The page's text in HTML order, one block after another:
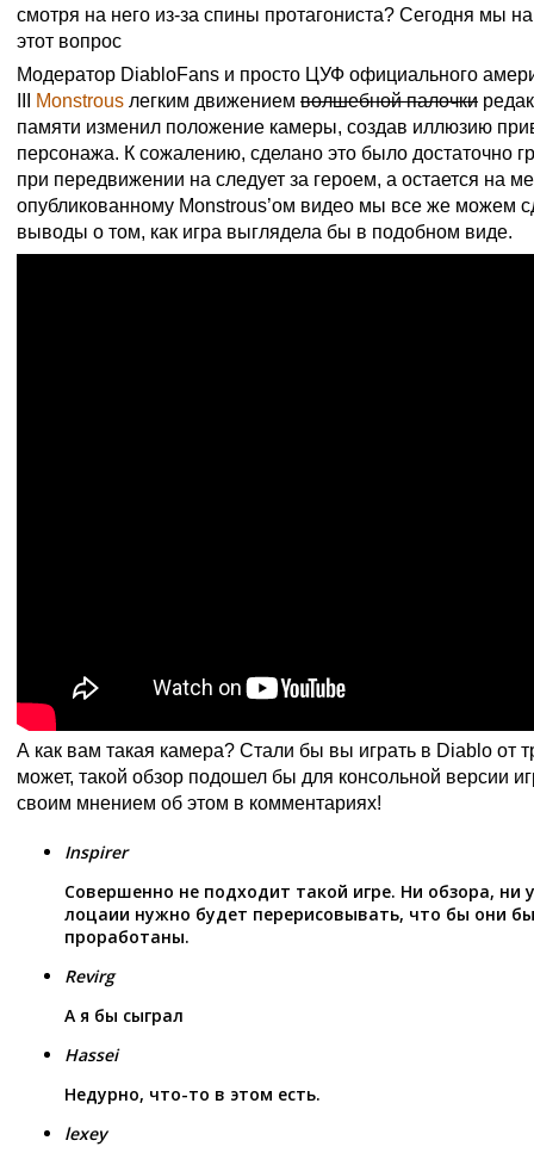
смотря на него из-за спины протагониста? Сегодня мы
этот вопрос
Модератор DiabloFans и просто ЦУФ официального
Monstrous легким движением волшебной палочки
памяти изменил положение камеры, создав иллюзию
персонажа. К сожалению, сделано это было достаточно
при передвижении на следует за героем, а остается на
опубликованному Monstrous’ом видео мы все же можем
выводы о том, как игра выглядела бы в подобном виде.
А как вам такая камера? Стали бы вы играть в Diablo от
может, такой обзор подошел бы для консольной версии
своим мнением об этом в комментариях!
Inspirer
Совершенно не подходит такой игре. Ни обзора, ни
лоцаии нужно будет перерисовывать, что бы они
проработаны.
Revirg
А я бы сыграл
Hassei
Недурно, что-то в этом есть.
lexey